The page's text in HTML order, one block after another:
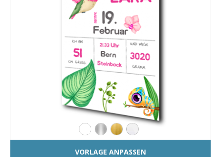
VORLAGE ANPASSEN